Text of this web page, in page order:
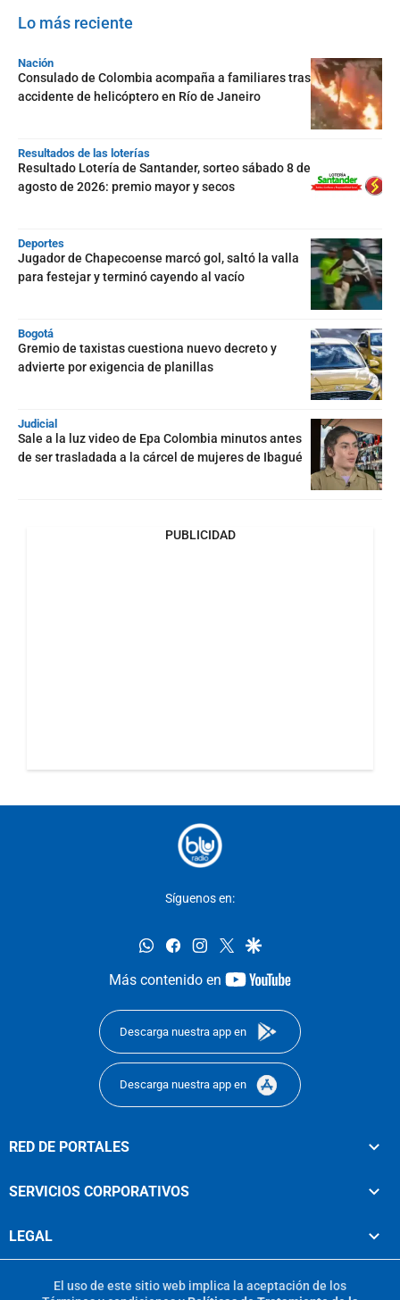
Lo más reciente
Nación
Consulado de Colombia acompaña a familiares tras
accidente de helicóptero en Río de Janeiro
Resultados de las loterías
Resultado Lotería de Santander, sorteo sábado 8 de
agosto de 2026: premio mayor y secos
Deportes
Jugador de Chapecoense marcó gol, saltó la valla
para festejar y terminó cayendo al vacío
Bogotá
Gremio de taxistas cuestiona nuevo decreto y
advierte por exigencia de planillas
Judicial
Sale a la luz video de Epa Colombia minutos antes
de ser trasladada a la cárcel de mujeres de Ibagué
PUBLICIDAD
Síguenos en:
whatsappfacebookinstagram
twittergoogle
Más contenido en
youtube-
Descarga nuestra app en
Descarga nuestra app en
RED DE PORTALES
SERVICIOS CORPORATIVOS
LEGAL
El uso de este sitio web implica la aceptación de los